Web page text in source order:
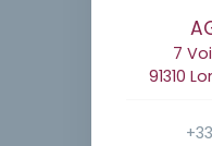
7
91310